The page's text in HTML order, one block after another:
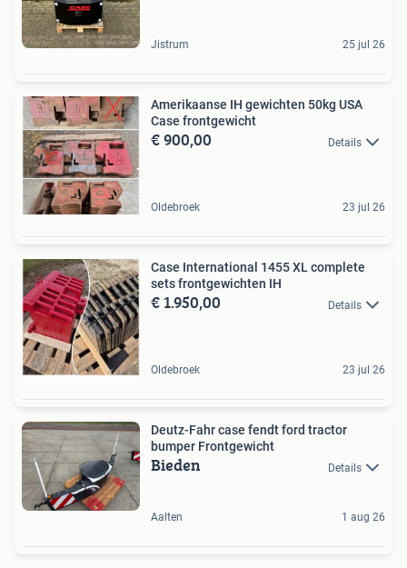
Jistrum 25 jul 26
Amerikaanse IH gewichten 50kg USA
Case frontgewicht
€ 900,00 Details
Oldebroek 23 jul 26
Case International 1455 XL complete
sets frontgewichten IH
€ 1.950,00 Details
Oldebroek 23 jul 26
Deutz-Fahr case fendt ford tractor
bumper Frontgewicht
Bieden Details
Aalten 1 aug 26